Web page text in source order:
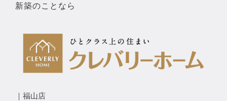
新築のことなら
｜福山店